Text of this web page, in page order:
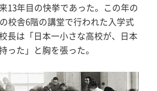
13年目の快挙であった。この年の
校舎6階の講堂で行われた入学式
長は「日本一小さな高校が、日本
った」と胸を張った。